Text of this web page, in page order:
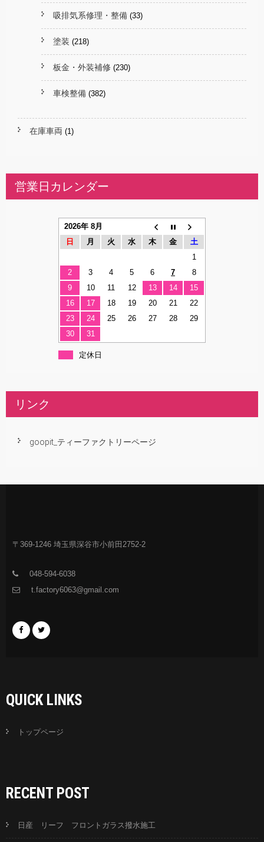
吸排気系修理・整備 (33)
塗装 (218)
板金・外装補修 (230)
車検整備 (382)
在庫車両 (1)
営業日カレンダー
2026年 8月
日
月 火 水 木 金
土
1
2
3 4 5 6 7
8
9
10 11 12 13 14
15
16
17 18 19 20 21
22
23
24 25 26 27 28
29
30
31
定休日
リンク
goopit_ティーファクトリーページ
〒369-1246 埼玉県深谷市小前田2752-2
048-594-6038
t.factory6063@gmail.com
QUICK LINKS
トップページ
RECENT POST
日産 リーフ フロントガラス撥水施工